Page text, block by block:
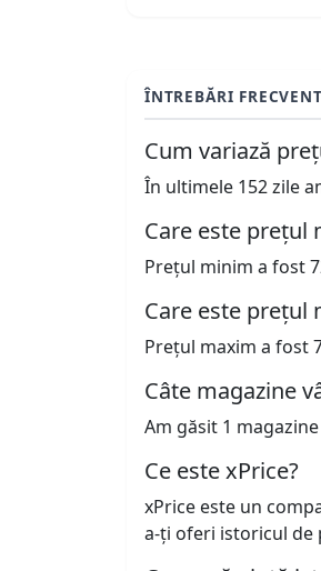
ÎNTREBĂRI
Cum variază
În ultimele 152 zile
Care este prețul
Prețul minim a fost
Care este prețul
Prețul maxim a fost
Câte magazine
Am găsit 1
Ce este xPrice?
xPrice este un
a-ți oferi istoricul de